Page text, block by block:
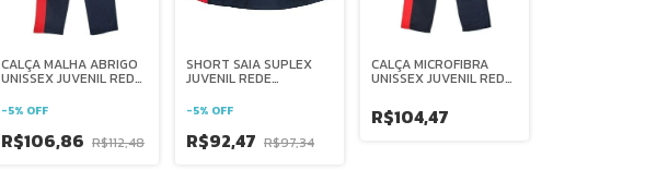
CALÇA MALHA ABRIGO
UNISSEX JUVENIL REDE
-5% OFF
R$106,86 R$112,48
SHORT SAIA SUPLEX
JUVENIL REDE
-5% OFF
R$92,47 R$97,34
CALÇA MICROFIBRA
UNISSEX JUVENIL REDE
R$104,47